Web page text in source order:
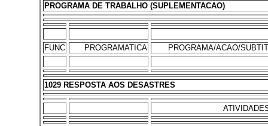
PROGRAMA DE TRABALHO (SUPLEMENTACAO)
FUNC PROGRAMATICA PROGRAMA/ACAO/
1029 RESPOSTA AOS DESASTRES